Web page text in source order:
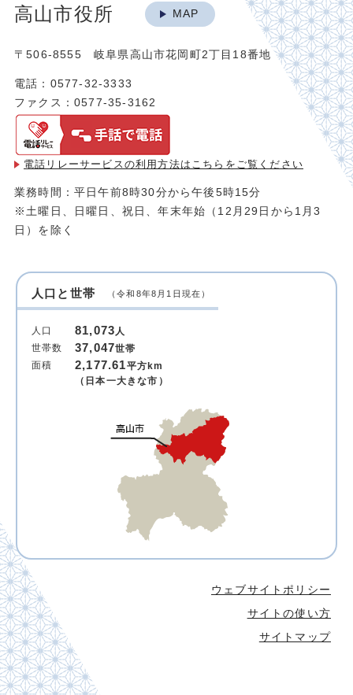
高山市役所 MAP
〒506-8555 岐阜県高山市花岡町2丁目18番地
電話：0577-32-3333
ファクス：0577-35-3162
電話リレーサービスの利用方法は こちらをご覧ください
業務時間：平日午前8時30分から午後5時15分
※土曜日、日曜日、祝日、年末年始（12月29日から1月3
日）を除く
人口と世帯 （令和8年8月1日現在）
人口 81,073人
世帯数
37,047世帯
面積
2,177.61平方km
（日本一大きな市）
ウェブサイトポリシー
サイトの使い方
サイトマップ